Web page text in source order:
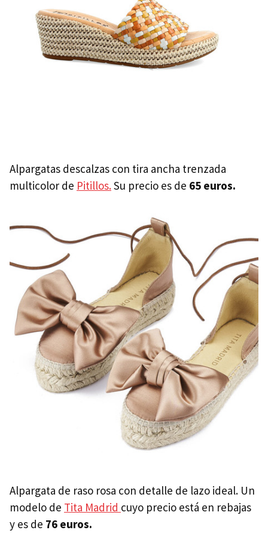
Alpargatas descalzas con tira ancha trenzada
multicolor de Pitillos.Su precio es de 65 euros.
Alpargata de raso rosa con detalle de lazo ideal. Un
modelo de Tita Madrid cuyo precio está en rebajas
y es de 76 euros.